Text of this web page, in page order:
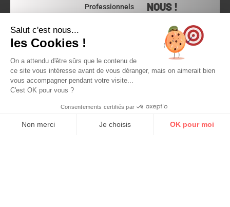
Charpentiers,
57070 Metz
Lundi:
13h30 -
19h00
Mardi -
Vendredi:
12h30 et
Professionnels
NOUS !
a
c
e
b
k
n
s
a
a
m
Salut c'est nous...
les Cookies !
On a attendu d'être sûrs que le contenu de
ce site vous intéresse avant de vous déranger, mais on aimerait bien
vous accompagner pendant votre visite...
C'est OK pour vous ?
Consentements certifiés par
Non merci Je choisis OK pour moi